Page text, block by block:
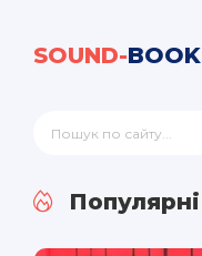
SOUND-
Популярні